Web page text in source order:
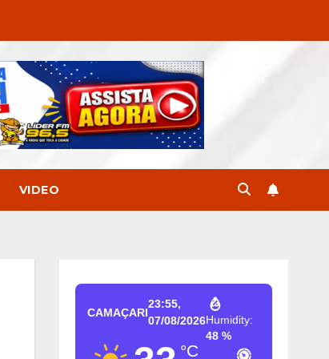
VIDEO
CAMAÇARI
23:55,
07/08/2026
°C
Humidity:
48 %